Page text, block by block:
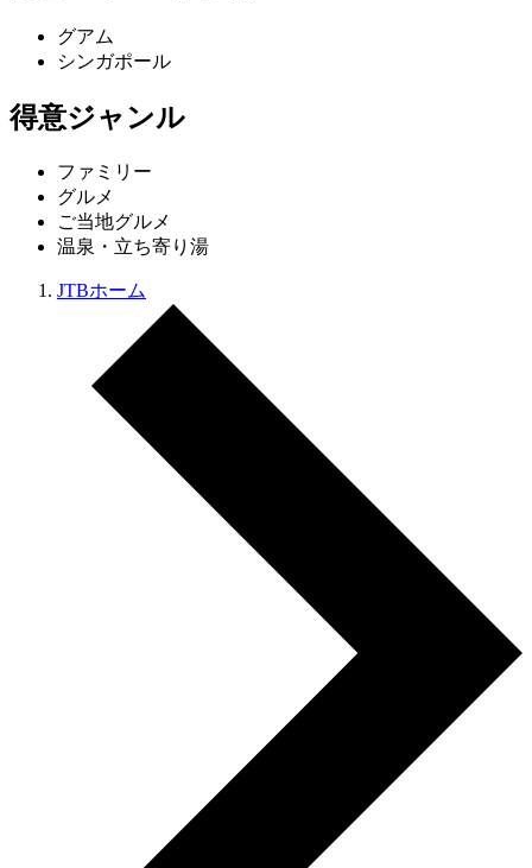
グアム
シンガポール
得意ジャンル
ファミリー
グルメ
ご当地グルメ
温泉・立ち寄り湯
JTBホーム